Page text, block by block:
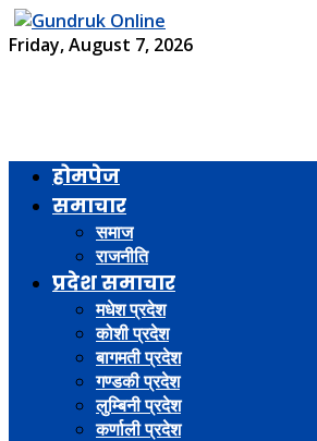
Friday, August 7, 2026
होमपेज
समाचार
समाज
राजनीति
प्रदेश समाचार
मधेश प्रदेश
कोशी प्रदेश
बागमती प्रदेश
गण्डकी प्रदेश
लुम्बिनी प्रदेश
कर्णाली प्रदेश